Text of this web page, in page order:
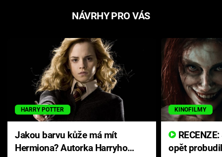
NÁVRHY PRO VÁS
HARRY POTTER
Jakou barvu kůže má mít
Hermiona? Autorka Harryho
KINOFILMY
opět